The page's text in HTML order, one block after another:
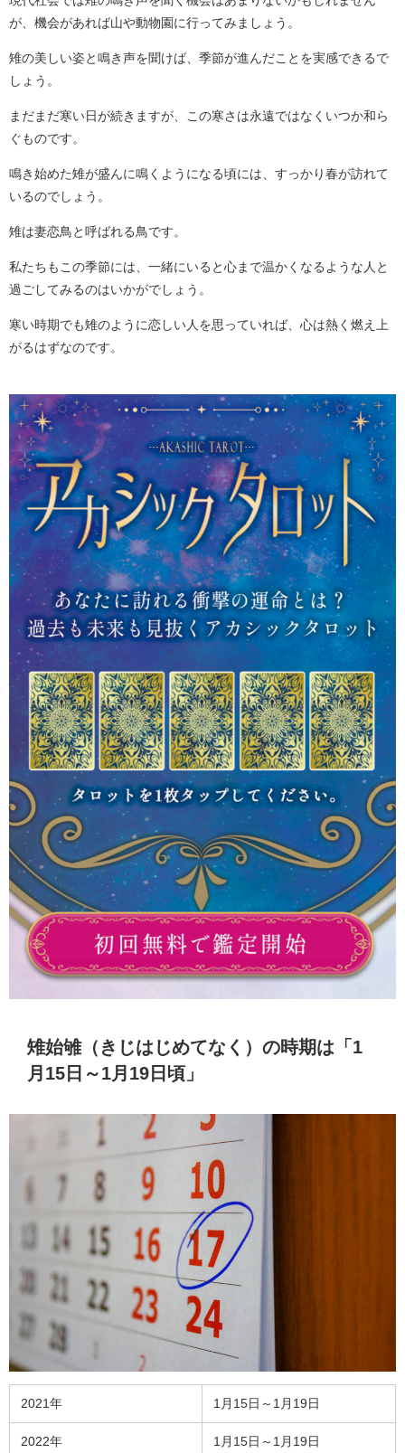
が、機会があれば山や動物園に行ってみましょう。
雉の美しい姿と鳴き声を聞けば、季節が進んだことを実感できるで
しょう。
まだまだ寒い日が続きますが、この寒さは永遠ではなくいつか和ら
ぐものです。
鳴き始めた雉が盛んに鳴くようになる頃には、すっかり春が訪れて
いるのでしょう。
雉は妻恋鳥と呼ばれる鳥です。
私たちもこの季節には、一緒にいると心まで温かくなるような人と
過ごしてみるのはいかがでしょう。
寒い時期でも雉のように恋しい人を思っていれば、心は熱く燃え上
がるはずなのです。
雉始雊（きじはじめてなく）の時期は「1
月15日～1月19日頃」
2021年 1月15日～1月19日
2022年 1月15日～1月19日